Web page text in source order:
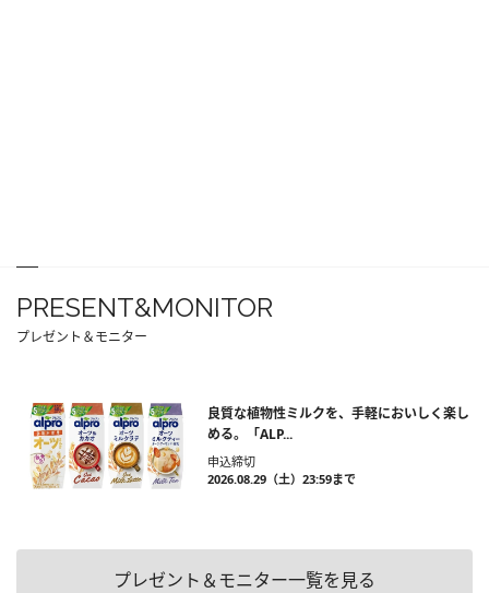
PRESENT&MONITOR
プレゼント＆モニター
良質な植物性ミルクを、手軽においしく楽し
める。「ALP...
申込締切
2026.08.29（土）23:59まで
プレゼント＆モニター一覧を見る